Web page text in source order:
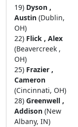
19) Dyson ,
Austin (Dublin,
OH)
22) Flick , Alex
(Beavercreek ,
OH)
25) Frazier ,
Cameron
(Cincinnati, OH)
28) Greenwell ,
Addison (New
Albany, IN)